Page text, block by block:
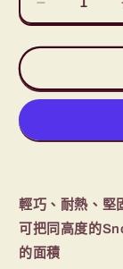
Snowline
Cube
Family
Plate
Grey
數
量
減
輕巧、耐熱、堅
可把同高度的
的面積